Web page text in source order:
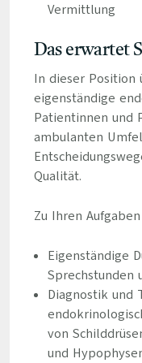
Vermittlung
Das erwartet
In dieser Position
eigenständige
Patientinnen und
ambulanten
Qualität.
Zu Ihren
Eigenständige
Sprechstunden
Diagnostik und
von
und